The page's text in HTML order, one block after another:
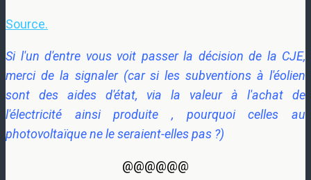
Source.
Si l'un d'entre vous voit passer la décision de la CJE,
merci de la signaler (car si les subventions à l'éolien
sont des aides d'état, via la valeur à l'achat de
l'électricité ainsi produite , pourquoi celles au
photovoltaïque ne le seraient-elles pas ?)
@@@@@@